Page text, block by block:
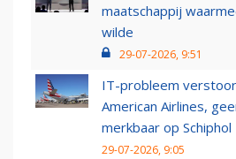
maatschappij
wilde
29-07-2026, 9:51
IT-probleem
American Airlines,
merkbaar op Schiphol
29-07-2026, 9:05